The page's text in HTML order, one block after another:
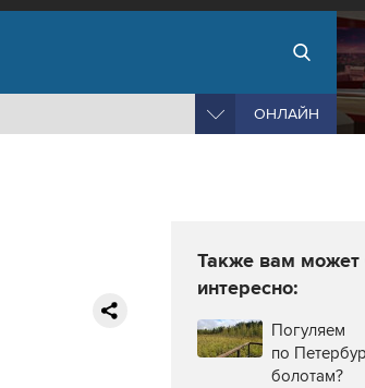
ОНЛАЙН
Также вам может
интересно:
Погуляем
по
болотам?